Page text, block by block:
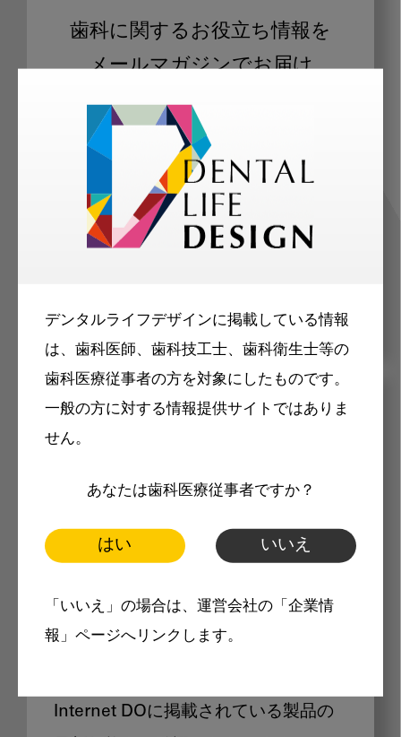
デンタルライフデザインに掲載している情報
は、歯科医師、歯科技工士、歯科衛生士等の
歯科医療従事者の方を対象にしたものです。
一般の方に対する情報提供サイトではありま
せん。
あなたは歯科医療従事者ですか？
はい いいえ
「いいえ」の場合は、運営会社の「企業情
報」ページへリンクします。
歯科に関するお役立ち情報を
メールマガジンでお届け
ご登録いただいた職種（歯科医師、歯
科衛生士、歯科技工士）に合わせた内
容のメールマガジンをお届けします。
メリット
製品価格も閲覧可能
Internet DOに掲載されている製品の